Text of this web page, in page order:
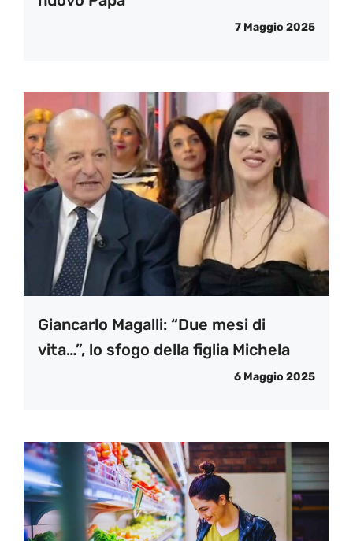
7 Maggio 2025
Giancarlo Magalli: “Due mesi di
vita…”, lo sfogo della figlia Michela
6 Maggio 2025